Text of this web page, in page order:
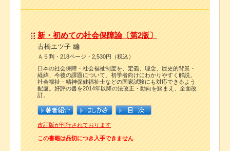
新・初めての社会保障論〔第2版〕
古橋エツ子 編
Ａ５判・218ページ・2,530円（税込）
日本の社会保障・社会福祉制度を、定義、理念、歴史的背景・
経緯、今後の課題について、初学者向けにわかりやすく解説。
社会福祉・精神保健福祉士などの国家試験にも対応できるよう
配慮。好評の書を2014年以降の法改正・動向を踏まえ、全面改
訂。
改訂版が刊行されております
この書籍は品切につき入手できません